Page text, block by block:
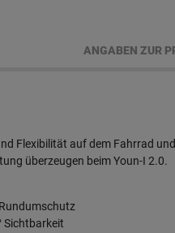
ANGABEN ZUR
Flexibilität auf dem Fahrrad
überzeugen beim Youn-I 2.0.
Sichtbarkeit